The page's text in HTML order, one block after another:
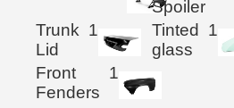
Spoiler
Trunk
Lid
1
Tinted
glass
1
Front
Fenders
1